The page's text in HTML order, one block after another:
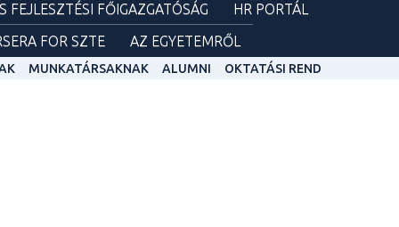
FEJLESZTÉSI FŐIGAZGATÓSÁG
HR PORTÁL
FOR SZTE
AZ EGYETEMRŐL
MUNKATÁRSAKNAK ALUMNI OKTATÁSI REND